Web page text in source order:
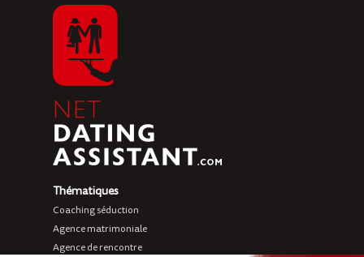
Thématiques
Coaching séduction
Agence matrimoniale
Agence de rencontre